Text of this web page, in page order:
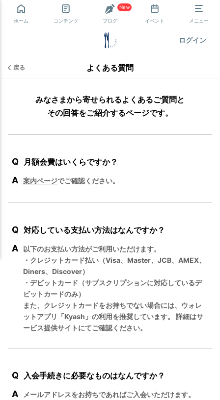
ホーム コンテンツ
New
ブログ イベント メニュー
ログイン
戻る よくある質問
みなさまから寄せられるよくあるご質問と
その回答をご紹介するページです。
Q 月額会費はいくらですか？
A 案内ページでご確認ください。
Q 対応している支払い方法はなんですか？
A
以下のお支払い方法がご利用いただけます。
・クレジットカード払い（Visa、Master、JCB、AMEX、
Diners、Discover）
・デビットカード（サブスクリプションに対応しているデ
ビットカードのみ）
また、クレジットカードをお持ちでない場合には、ウォレ
ットアプリ「Kyash」の利用を推奨しています。 詳細はサ
ービス提供サイトにてご確認ください。
Q 入会手続きに必要なものはなんですか？
A メールアドレスをお持ちであればご入会いただけます。